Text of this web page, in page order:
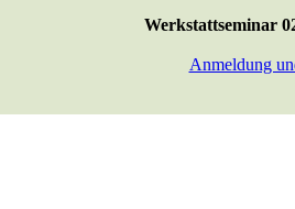
Werkstattseminar
Anmeldung